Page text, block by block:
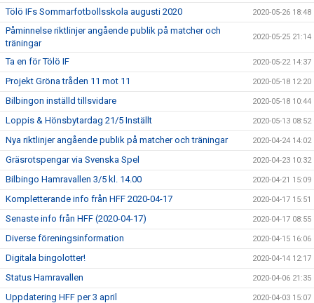
Tölö IFs Sommarfotbollsskola augusti 2020 2020-05-26 18:48
Påminnelse riktlinjer angående publik på matcher och
träningar
2020-05-25 21:14
Ta en för Tölö IF 2020-05-22 14:37
Projekt Gröna tråden 11 mot 11 2020-05-18 12:20
Bilbingon inställd tillsvidare 2020-05-18 10:44
Loppis & Hönsbytardag 21/5 Inställt 2020-05-13 08:52
Nya riktlinjer angående publik på matcher och träningar 2020-04-24 14:02
Gräsrotspengar via Svenska Spel 2020-04-23 10:32
Bilbingo Hamravallen 3/5 kl. 14.00 2020-04-21 15:09
Kompletterande info från HFF 2020-04-17 2020-04-17 15:51
Senaste info från HFF (2020-04-17) 2020-04-17 08:55
Diverse föreningsinformation 2020-04-15 16:06
Digitala bingolotter! 2020-04-14 12:17
Status Hamravallen 2020-04-06 21:35
Uppdatering HFF per 3 april 2020-04-03 15:07